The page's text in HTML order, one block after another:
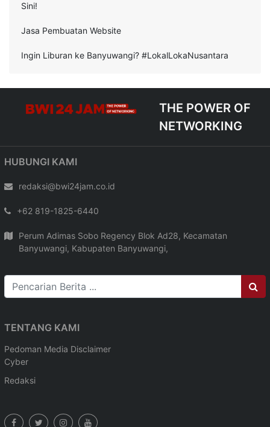
Sini!
Jasa Pembuatan Website
Ingin Liburan ke Banyuwangi? #LokalLokaNusantara
THE POWER OF
NETWORKING
HUBUNGI KAMI
redaksi@bwi24jam.co.id
+62 819-1825-6440
Perum Adimas Sobo Regency Blok Ad28, Kecamatan
Banyuwangi, Kabupaten Banyuwangi,
TENTANG KAMI
Pedoman Media
Cyber
Disclaimer
Redaksi